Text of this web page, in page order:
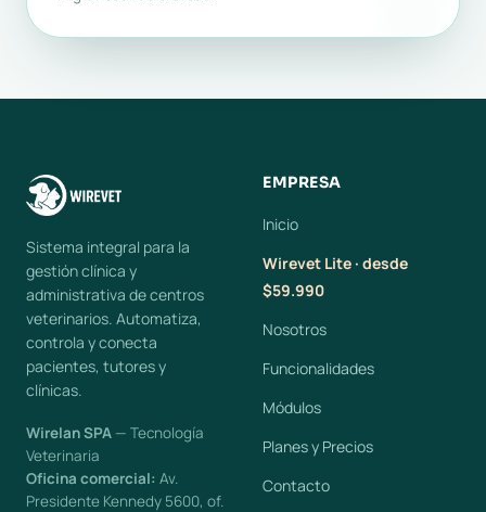
Sistema integral para la
gestión clínica y
administrativa de centros
veterinarios. Automatiza,
controla y conecta
pacientes, tutores y
clínicas.
Wirelan SPA — Tecnología
Veterinaria
Oficina comercial: Av.
Presidente Kennedy 5600, of.
EMPRESA
Inicio
Wirevet Lite · desde
$59.990
Nosotros
Funcionalidades
Módulos
Planes y Precios
Contacto